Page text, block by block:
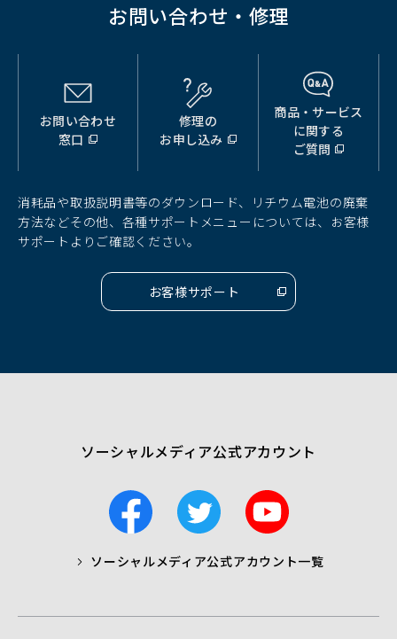
お問い合わせ・修理
お問い合わせ
窓口
（別
ウ
ド
ウ
で
開
修理の
お申し込み
（別
ウ
ド
ウ
で
く）
商品・サービス
に関する
ご質問
（別
ウ
ィ
ド
で
消耗品や取扱説明書等のダウンロード、リチウム電池の廃棄
方法などその他、各種サポートメニューについては、お客様
サポートよりご確認ください。
お客様サポート
（別
ウ
ウ
ソーシャルメディア公式アカウント
F
a
a
o
T
w
t
r
Y
o
t
e
ソーシャルメディア公式アカウント一覧